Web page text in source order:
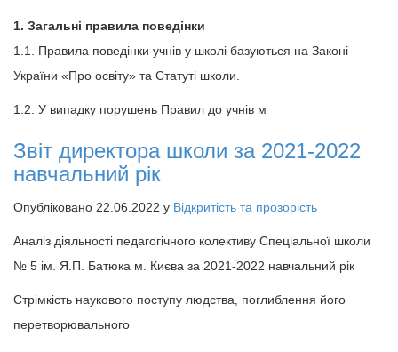
1. Загальні правила поведінки
1.1. Правила поведінки учнів у школі базуються на Законі
України «Про освіту» та Статуті школи.
1.2. У випадку порушень Правил до учнів м
Звіт директора школи за 2021-2022
навчальний рік
Опубліковано 22.06.2022 у Відкритість та прозорість
Аналіз діяльності педагогічного колективу Спеціальної школи
№ 5 ім. Я.П. Батюка м. Києва за 2021-2022 навчальний рік
Стрімкість наукового поступу людства, поглиблення його
перетворювального